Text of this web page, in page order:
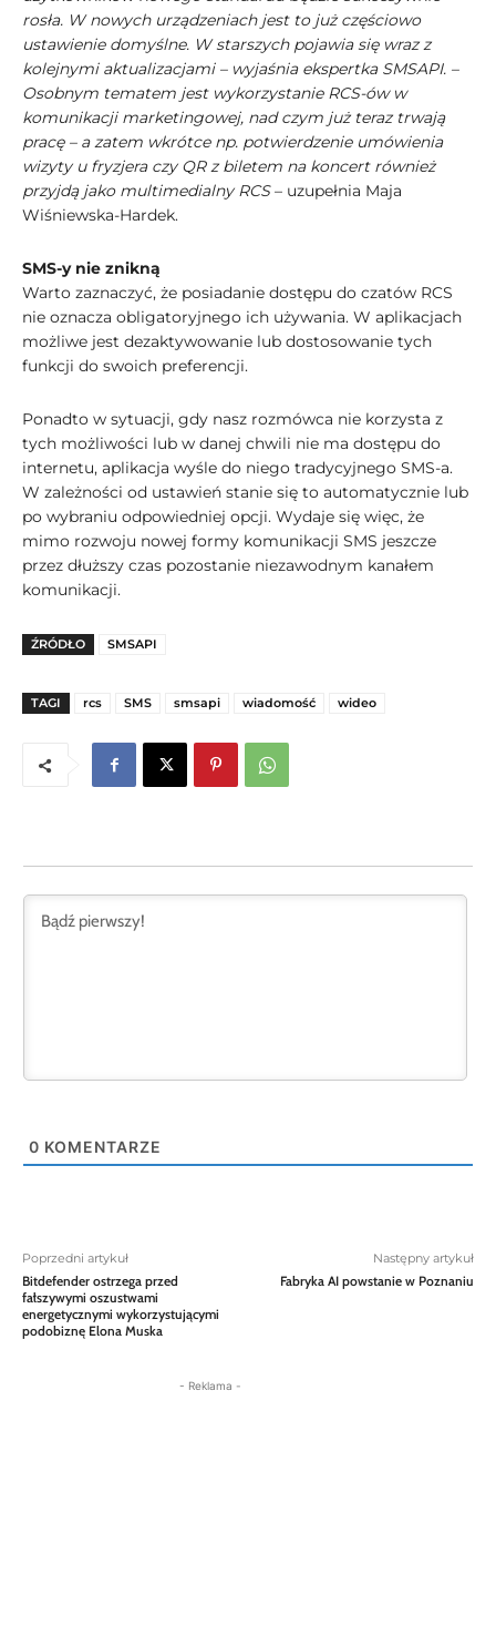
rosła. W nowych urządzeniach jest to już częściowo
ustawienie domyślne. W starszych pojawia się wraz z
kolejnymi aktualizacjami – wyjaśnia ekspertka SMSAPI. –
Osobnym tematem jest wykorzystanie RCS-ów w
komunikacji marketingowej, nad czym już teraz trwają
pracę – a zatem wkrótce np. potwierdzenie umówienia
wizyty u fryzjera czy QR z biletem na koncert również
przyjdą jako multimedialny RCS– uzupełnia Maja
Wiśniewska-Hardek.
SMS-y nie znikną
Warto zaznaczyć, że posiadanie dostępu do czatów RCS
nie oznacza obligatoryjnego ich używania. W aplikacjach
możliwe jest dezaktywowanie lub dostosowanie tych
funkcji do swoich preferencji.
Ponadto w sytuacji, gdy nasz rozmówca nie korzysta z
tych możliwości lub w danej chwili nie ma dostępu do
internetu, aplikacja wyśle do niego tradycyjnego SMS-a.
W zależności od ustawień stanie się to automatycznie lub
po wybraniu odpowiedniej opcji. Wydaje się więc, że
mimo rozwoju nowej formy komunikacji SMS jeszcze
przez dłuższy czas pozostanie niezawodnym kanałem
komunikacji.
ŹRÓDŁO SMSAPI
TAGI rcs SMS smsapi wiadomość wideo
0 KOMENTARZE
Poprzedni artykuł
Bitdefender ostrzega przed
fałszywymi oszustwami
energetycznymi wykorzystującymi
podobiznę Elona Muska
Następny artykuł
Fabryka AI powstanie w Poznaniu
- Reklama -